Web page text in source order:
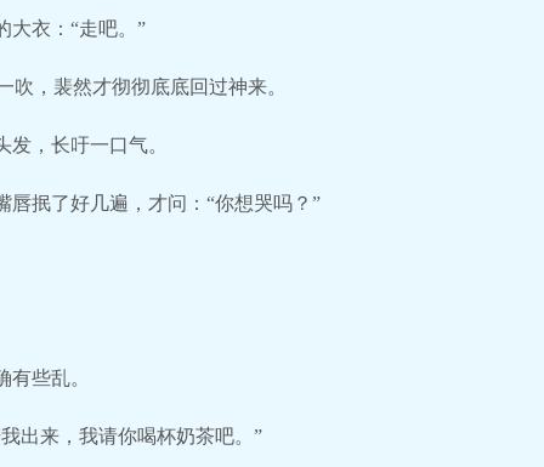
大衣：“走吧。”
，裴然才彻彻底底回过神来。
，长吁一口气。
唇抿了好几遍，才问：“你想哭吗？”
些乱。
出来，我请你喝杯奶茶吧。”